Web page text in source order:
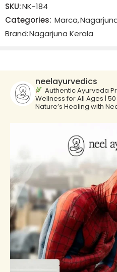
There are no reviews yet.
SKU:NK-184
Categories: Marca,
Brand:Nagarjuna Kerala
neelayurvedics
Authentic Ayurveda
Wellness for All Ages |
Nature’s Healing with